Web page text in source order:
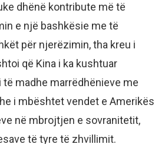
dhënë kontribute më të
e një bashkësie me të
për njerëzimin, tha kreu i
që Kina i ka kushtuar
madhe marrëdhënieve me
i mbështet vendet e Amerikës
në mbrojtjen e sovranitetit,
të tyre të zhvillimit.